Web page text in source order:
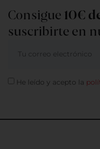
Consigue 10€
suscribirte en
He leído y acepto la